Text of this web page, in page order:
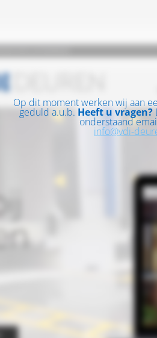
Op dit moment werken wij aan
geduld a.u.b. Heeft u vragen?
onderstaand
info@vdi-